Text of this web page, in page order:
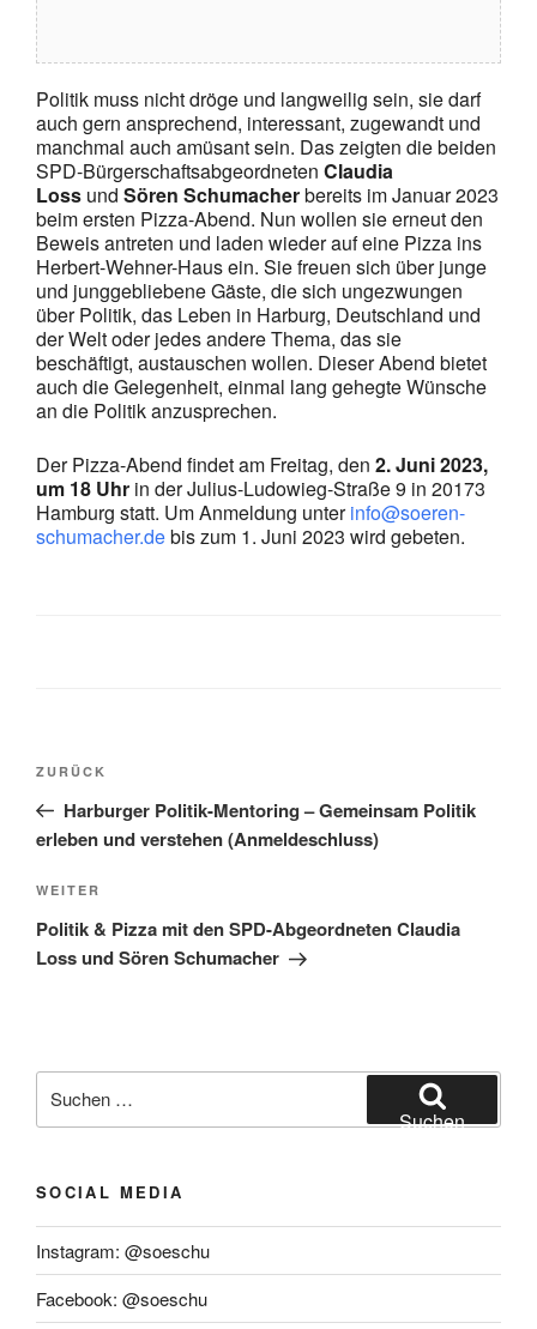
Politik muss nicht dröge und langweilig sein, sie darf
auch gern ansprechend, interessant, zugewandt und
manchmal auch amüsant sein. Das zeigten die beiden
SPD-Bürgerschaftsabgeordneten Claudia
Loss und Sören Schumacherbereits im Januar 2023
beim ersten Pizza-Abend. Nun wollen sie erneut den
Beweis antreten und laden wieder auf eine Pizza ins
Herbert-Wehner-Haus ein. Sie freuen sich über junge
und junggebliebene Gäste, die sich ungezwungen
über Politik, das Leben in Harburg, Deutschland und
der Welt oder jedes andere Thema, das sie
beschäftigt, austauschen wollen. Dieser Abend bietet
auch die Gelegenheit, einmal lang gehegte Wünsche
an die Politik anzusprechen.
Der Pizza-Abend findet am Freitag, den 2. Juni 2023,
um 18 Uhr in der Julius-Ludowieg-Straße 9 in 20173
Hamburg statt. Um Anmeldung unterinfo@soeren-
schumacher.debis zum 1. Juni 2023 wird gebeten.
Beitragsnavigation
Vorheriger
Beitrag
ZURÜCK
Harburger Politik-Mentoring – Gemeinsam Politik
erleben und verstehen (Anmeldeschluss)
Nächster
Beitrag
WEITER
Politik & Pizza mit den SPD-Abgeordneten Claudia
Loss und Sören Schumacher
nach:
Suchen
SOCIAL MEDIA
Instagram: @soeschu
Facebook: @soeschu